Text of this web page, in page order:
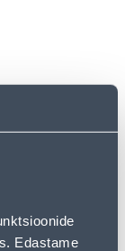
Edastame